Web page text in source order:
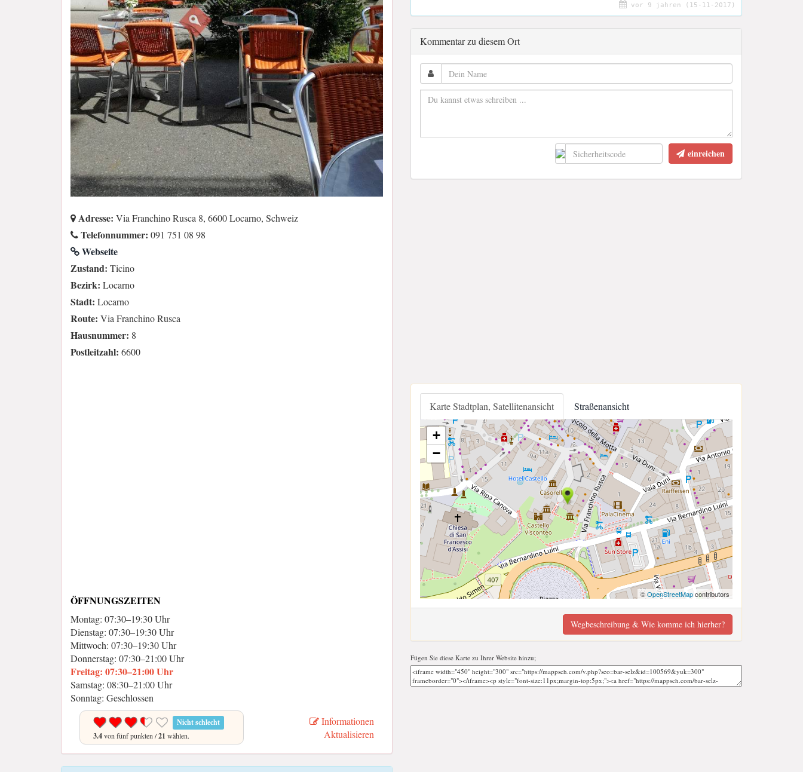
Adresse: Via Franchino Rusca 8, 6600 Locarno, Schweiz
Telefonnummer: 091 751 08 98
Webseite
Zustand: Ticino
Bezirk: Locarno
Stadt: Locarno
Route: Via Franchino Rusca
Hausnummer: 8
Postleitzahl: 6600
ÖFFNUNGSZEITEN
Montag: 07:30–19:30 Uhr
Dienstag: 07:30–19:30 Uhr
Mittwoch: 07:30–19:30 Uhr
Donnerstag: 07:30–21:00 Uhr
Freitag: 07:30–21:00 Uhr
Samstag: 08:30–21:00 Uhr
Sonntag: Geschlossen
Nicht schlecht
3.4von fünf punkten /21 wählen.
Informationen
Aktualisieren
vor 9 jahren (15-11-2017)
Kommentar zu diesem Ort
einreichen
Karte Stadtplan, Satellitenansicht Straßenansicht
+
−
©OpenStreetMapcontributors
Wegbeschreibung & Wie komme ich hierher?
Fügen Sie diese Karte zu Ihrer Website hinzu;